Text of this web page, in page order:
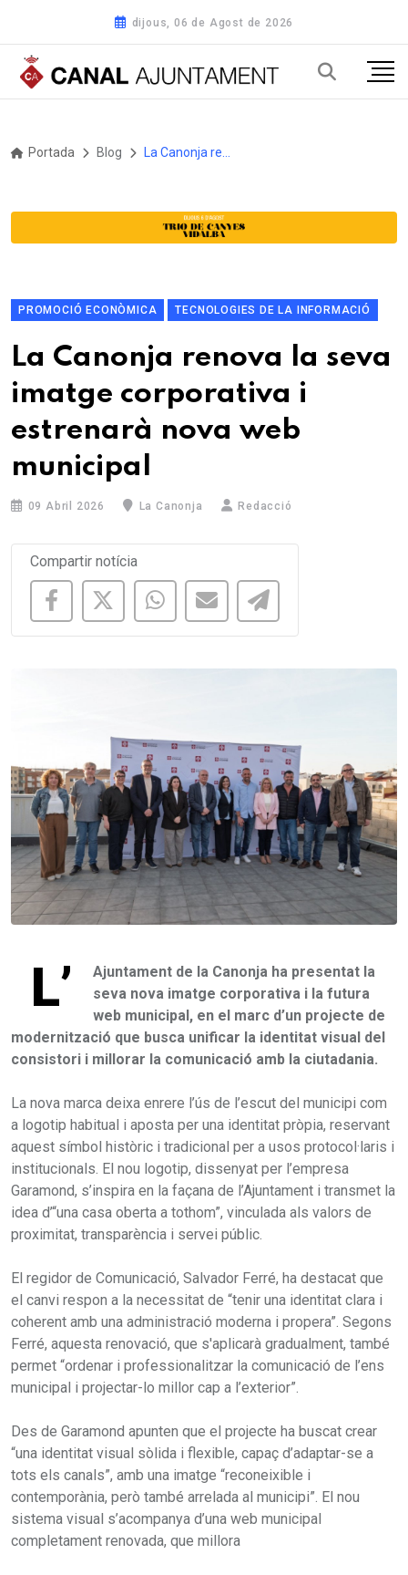
dijous, 06 de Agost de 2026
Portada Blog
PROMOCIÓ ECONÒMICA TECNOLOGIES DE LA INFORMACIÓ
La Canonja renova la seva
imatge corporativa i
estrenarà nova web
municipal
09 Abril 2026 La Canonja Redacció
Compartir notícia
L’
Ajuntament de la Canonja ha presentat la
seva nova imatge corporativa i la futura
web municipal, en el marc d’un projecte de
modernització que busca unificar la identitat visual del
consistori i millorar la comunicació amb la ciutadania.
La nova marca deixa enrere l’ús de l’escut del municipi com
a logotip habitual i aposta per una identitat pròpia, reservant
aquest símbol històric i tradicional per a usos protocol·laris i
institucionals. El nou logotip, dissenyat per l’empresa
Garamond, s’inspira en la façana de l’Ajuntament i transmet la
idea d’“una casa oberta a tothom”, vinculada als valors de
proximitat, transparència i servei públic.
El regidor de Comunicació, Salvador Ferré, ha destacat que
el canvi respon a la necessitat de “tenir una identitat clara i
coherent amb una administració moderna i propera”. Segons
Ferré, aquesta renovació, que s'aplicarà gradualment, també
permet “ordenar i professionalitzar la comunicació de l’ens
municipal i projectar-lo millor cap a l’exterior”.
Des de Garamond apunten que el projecte ha buscat crear
“una identitat visual sòlida i flexible, capaç d’adaptar-se a
tots els canals”, amb una imatge “reconeixible i
contemporània, però també arrelada al municipi”. El nou
sistema visual s’acompanya d’una web municipal
completament renovada, que millora